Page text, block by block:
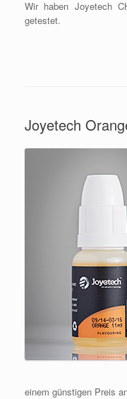
Wir haben Joyetech
getestet.
Joyetech
einem günstigen Preis